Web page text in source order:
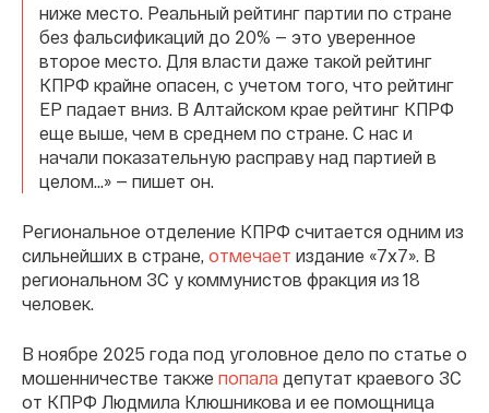
ниже место. Реальный рейтинг партии по стране
без фальсификаций до 20% — это уверенное
второе место. Для власти даже такой рейтинг
КПРФ крайне опасен, с учетом того, что рейтинг
ЕР падает вниз. В Алтайском крае рейтинг КПРФ
еще выше, чем в среднем по стране. С нас и
начали показательную расправу над партией в
целом...» — пишет он.
Региональное отделение КПРФ считается одним из
сильнейших в стране, отмечает издание «7х7». В
региональном ЗС у коммунистов фракция из 18
человек.
В ноябре 2025 года под уголовное дело по статье о
мошенничестве также попала депутат краевого ЗС
от КПРФ Людмила Клюшникова и ее помощница